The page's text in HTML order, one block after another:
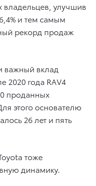
владельцев, улучшив
и тем самым
рекорд продаж
важный вклад
2020 года RAV4
проданных
этого основателю
26 лет и пять
тоже
динамику.